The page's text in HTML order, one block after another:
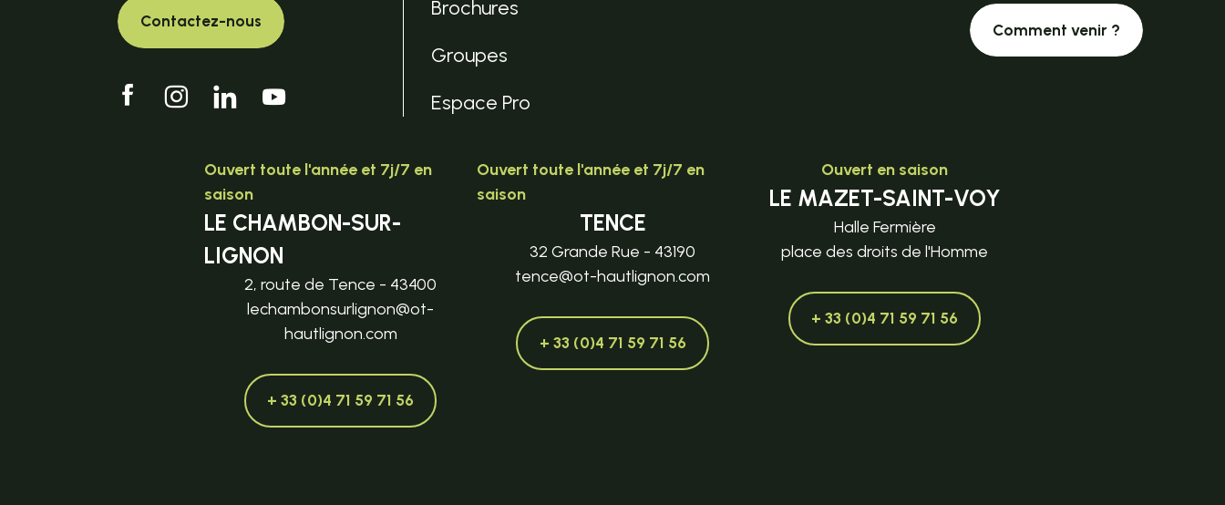
Contactez-nous
Brochures
Groupes
Espace Pro
Comment venir ?
Ouvert toute l'année et 7j/7 en
saison
LE CHAMBON-SUR-
LIGNON
2, route de Tence - 43400
lechambonsurlignon@ot-
hautlignon.com
+ 33 (0)4 71 59 71 56
Ouvert toute l'année et 7j/7 en
saison
TENCE
32 Grande Rue - 43190
tence@ot-hautlignon.com
+ 33 (0)4 71 59 71 56
Ouvert en saison
LE MAZET-SAINT-VOY
Halle Fermière
place des droits de l'Homme
+ 33 (0)4 71 59 71 56